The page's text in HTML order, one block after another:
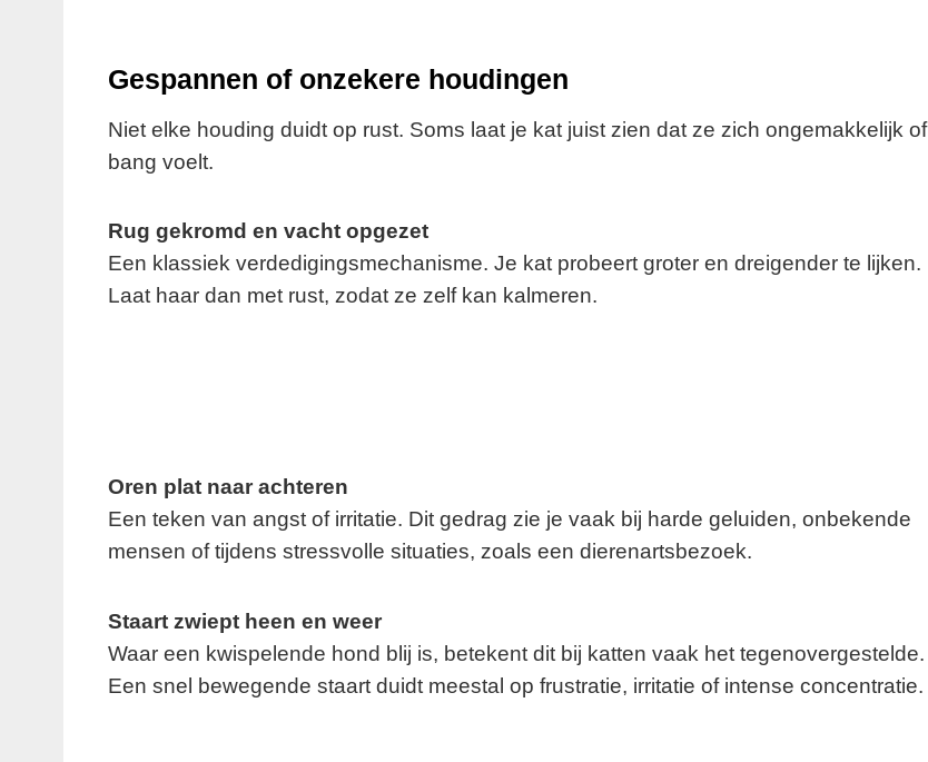
Gespannen of onzekere houdingen
Niet elke houding duidt op rust. Soms laat je kat juist zien dat ze zich ongemakkelijk of
bang voelt.
Rug gekromd en vacht opgezet
Een klassiek verdedigingsmechanisme. Je kat probeert groter en dreigender te lijken.
Laat haar dan met rust, zodat ze zelf kan kalmeren.
Oren plat naar achteren
Een teken van angst of irritatie. Dit gedrag zie je vaak bij harde geluiden, onbekende
mensen of tijdens stressvolle situaties, zoals een dierenartsbezoek.
Staart zwiept heen en weer
Waar een kwispelende hond blij is, betekent dit bij katten vaak het tegenovergestelde.
Een snel bewegende staart duidt meestal op frustratie, irritatie of intense concentratie.